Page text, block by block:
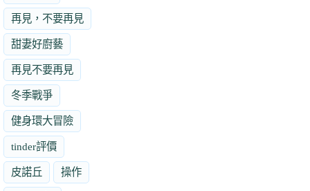
再見，不要再見
甜妻好廚藝
再見不要再見
冬季戰爭
健身環大冒險
tinder評價
皮諾丘 操作